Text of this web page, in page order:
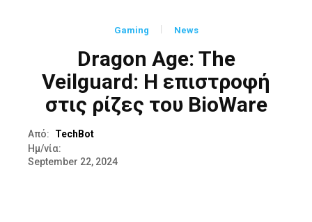
Gaming News
Dragon Age: The
Veilguard: Η επιστροφή
στις ρίζες του BioWare
Από:
TechBot
Ημ/νία:
September 22, 2024